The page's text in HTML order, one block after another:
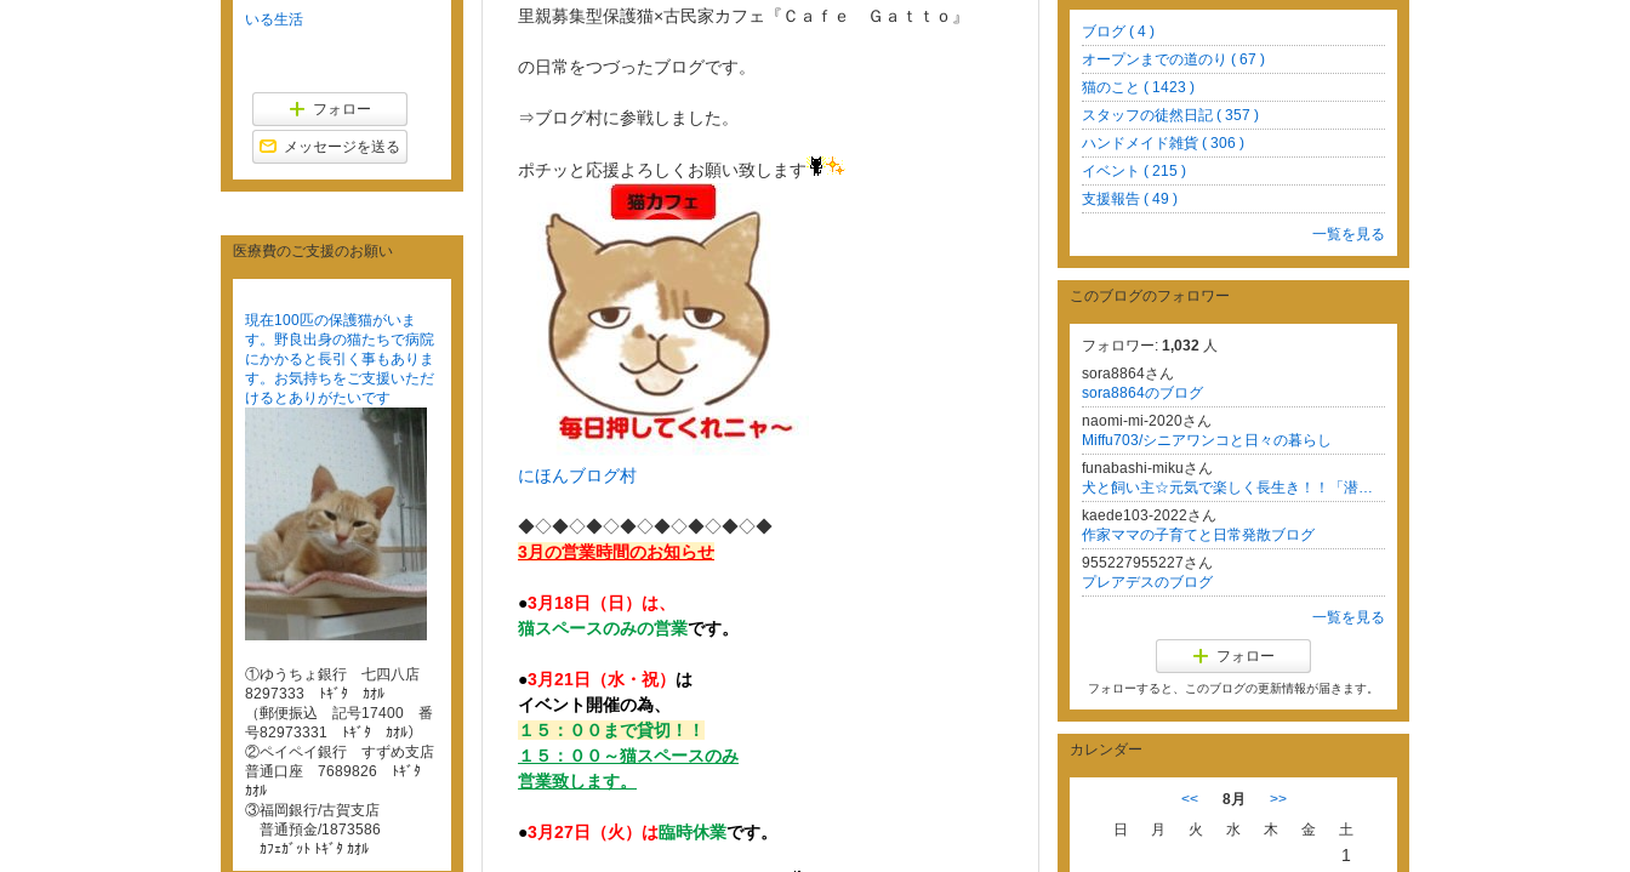
里親募集型保護猫×古民家カフェ『Ｃａｆｅ Ｇａｔｔｏ』
の日常をつづったブログです。
⇒ブログ村に参戦しました。
ポチッと応援よろしくお願い致します
にほんブログ村
◆◇◆◇◆◇◆◇◆◇◆◇◆◇◆
3月の営業時間のお知らせ
●3月18日（日）は、
猫スペースのみの営業です。
●3月21日（水・祝） は
イベント開催の為、
１５：００まで貸切！！
１５：００～猫スペースのみ
営業致します。
●3月27日（火）は臨時休業です。
ブログ ( 4 )
オープンまでの道のり ( 67 )
猫のこと ( 1423 )
スタッフの徒然日記 ( 357 )
ハンドメイド雑貨 ( 306 )
イベント ( 215 )
支援報告 ( 49 )
一覧を見る
このブログのフォロワー
フォロワー: 1,032 人
sora8864さん
sora8864のブログ
naomi-mi-2020さん
Miffu703/シニアワンコと日々の暮らし
funabashi-mikuさん
犬と飼い主☆元気で楽しく長生き！！「潜在意識・自然治癒力・食事・アロマ・ハーブ・漢方・しつけ・愛」
kaede103-2022さん
作家ママの子育てと日常発散ブログ
955227955227さん
プレアデスのブログ
一覧を見る
フォロー
フォローすると、このブログの更新情報が届きます。
カレンダー
<< 8月
>>
日
月 火 水 木 金 土
1
いる生活
フォロー
メッセージを送る
医療費のご支援のお願い
現在100匹の保護猫がいま
す。野良出身の猫たちで病院
にかかると長引く事もありま
す。お気持ちをご支援いただ
けるとありがたいです
①ゆうちょ銀行 七四八店
8297333 ﾄｷﾞﾀ ｶｵﾙ
（郵便振込 記号17400 番
号82973331 ﾄｷﾞﾀ ｶｵﾙ）
②ペイペイ銀行 すずめ支店
普通口座 7689826 ﾄｷﾞﾀ
ｶｵﾙ
③福岡銀行/古賀支店
普通預金/1873586
ｶﾌｪｶﾞｯﾄ ﾄｷﾞﾀ ｶｵﾙ